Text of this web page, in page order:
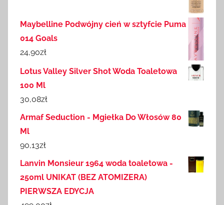
Maybelline Podwójny cień w sztyfcie Puma
014 Goals
24,90zł
Lotus Valley Silver Shot Woda Toaletowa
100 Ml
30,08zł
Armaf Seduction - Mgiełka Do Włosów 80
Ml
90,13zł
Lanvin Monsieur 1964 woda toaletowa -
250ml UNIKAT (BEZ ATOMIZERA)
PIERWSZA EDYCJA